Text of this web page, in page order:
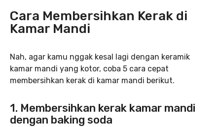
Cara Membersihkan Kerak di
Kamar Mandi
Nah, agar kamu nggak kesal lagi dengan keramik
kamar mandi yang kotor, coba 5 cara cepat
membersihkan kerak di kamar mandi berikut.
1. Membersihkan kerak kamar mandi
dengan baking soda